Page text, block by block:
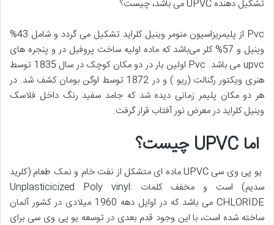
تشکیل دهنده UPVC می باشد، چیست؟
Pvc از پلیمریزاسیون منومر وینیل کلراید تشکیل می گردد و شامل 43%
وینیل و 57% کلر می‌باشد که ماده اولیه ساخت پروفیل در و پنجره های
upvc می باشد. Pvc اولین بار در دو مکان کوچک در سال 1835 توسط
هنری ویکتور رگنالت (ریو ) و در 1872 توسط اوگن بومان کشف شد. در
هر دو مکان پلیمر زمانی دیده شد که جامد سفید رنگ داخل فلاسک
وینیل کلراید در معرض نور آفتاب قرار گرفت.
اما UPVC چیست؟
یو پی وی سی UPVC ماده ای متشکل از نفت خام و نمک طعام (کلرید
سدیم) است و مخفف کلمات :Unplasticicized Poly vinyl
CHLORIDE می باشد که در اوایل دهه 1960 میلادی در کشور آلمان
ساخته شده است، با این وجود قدم بعدی در توسعه یو پی وی سی برای